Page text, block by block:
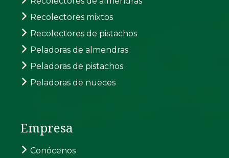
Recolectores mixtos
Recolectores de pistachos
Peladoras de almendras
Peladoras de pistachos
Peladoras de nueces
Empresa
Conócenos